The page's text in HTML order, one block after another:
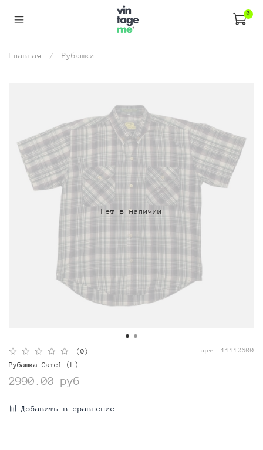
0
Главная Рубашки
Нет в наличии
(0) арт. 11112600
Рубашка Camel (L)
2990.00 руб
Добавить в сравнение